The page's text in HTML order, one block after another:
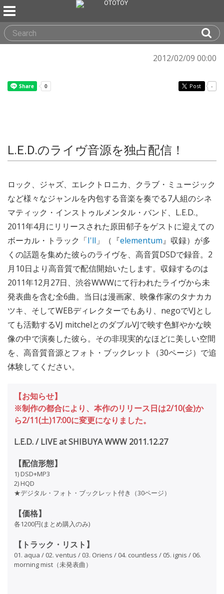
2012/02/09 00:00
Post -
L.E.D.のライヴ音源を独占配信！
ロック、ジャズ、エレクトロニカ、クラブ・ミュージック
など様々なジャンルを内包する音楽を奏でる7人組のシネ
マティック・インストゥルメンタル・バンド、L.E.D.。
2011年4月にリリースされた原田郁子をゲストに迎えての
ボーカル・トラック「I'll 」（『elementum』収録）が多
くの話題を集めた彼らのライヴを、高音質DSDで録音。2
月10日より高音質で配信開始いたします。収録するのは
2011年12月27日、渋谷WWWにて行われたライヴから未
発表曲を含む全6曲。当日は漫画家、映像作家のタナカカ
ツキ、そしてWEBディレクターでもあり、negoでVJとし
ても活動するVJ mitchelとのダブルVJで映す色鮮やかな映
像の中で演奏した彼ら。その非現実的なほどに美しい空間
を、高音質音源とフォト・ブックレット（30ページ）で追
体験してください。
【お知らせ】
※制作の都合により、本作のリリース日は2/10(金)か
ら2/11(土)17:00に変更になりました。
L.E.D. / LIVE at SHIBUYA WWW 2011.12.27
【配信形態】
1) DSD+MP3
2) HQD
★デジタル・フォト・ブックレット付き（30ページ）
【価格】
各1200円(まとめ購入のみ)
【トラック・リスト】
01. aqua / 02. ventus / 03. Oriens / 04. countless / 05. ignis / 06.
morning mist（未発表曲）